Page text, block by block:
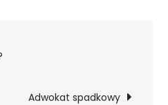
Adwokat spadkowy